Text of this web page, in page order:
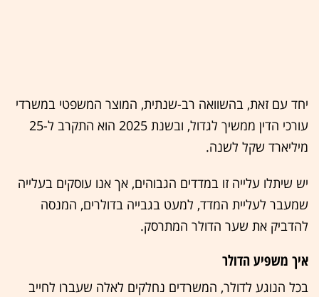
יחד עם זאת, בהשוואה רב-שנתית, המוצר המשפטי במשרדי
עורכי הדין ממשיך לגדול, ובשנת 2025 הוא התקרב ל-25
מיליארד שקל לשנה.
יש שיתלו עלייה זו במדדים הגבוהים, אך אנו עוסקים בעלייה
שמעבר לעליית המדד, למעט בגבייה בדולרים, המנסה
להדביק את שער הדולר המתרסק.
איך משפיע הדולר
בכל הנוגע לדולר, המשרדים נחלקים לאלה שעברו לחייב